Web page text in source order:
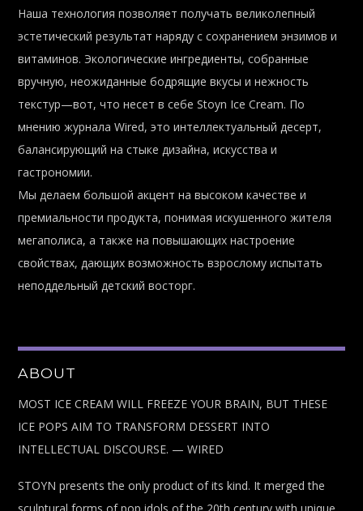
Наша технология позволяет получать великолепный
эстетический результат наряду с сохранением энзимов и
витаминов. Экологические ингредиенты, собранные
вручную, неожиданные бодрящие вкусы и нежность
текстур—вот, что несет в себе Stoyn Ice Cream. По
мнению журнала Wired, это интеллектуальный десерт,
балансирующий на стыке дизайна, искусства и
гастрономии.
Мы делаем большой акцент на высоком качестве и
премиальности продукта, понимая искушенного жителя
мегаполиса, а также на повышающих настроение
свойствах, дающих возможность взрослому испытать
неподдельный детский восторг.
ABOUT
MOST ICE CREAM WILL FREEZE YOUR BRAIN, BUT THESE
ICE POPS AIM TO TRANSFORM DESSERT INTO
INTELLECTUAL DISCOURSE. — WIRED
STOYN presents the only product of its kind. It merged the
sculptural forms of pop idols of the 20th century with unique